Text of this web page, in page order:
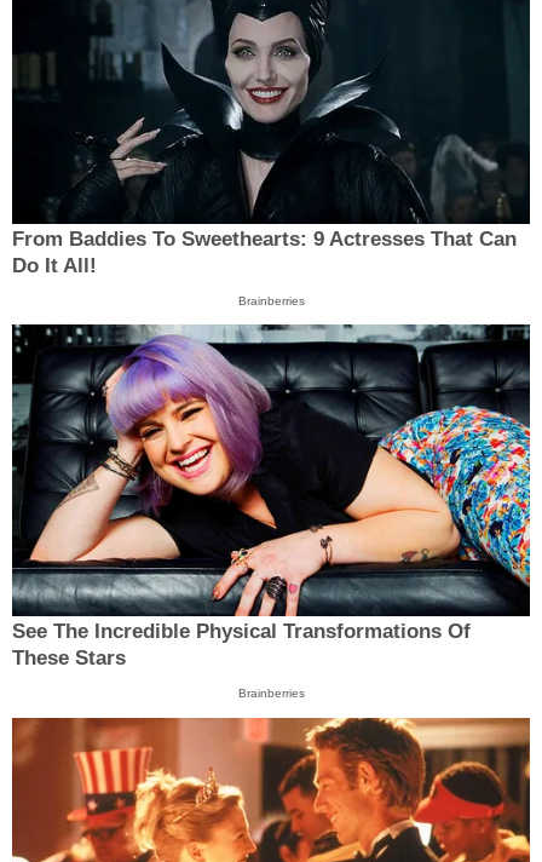
From Baddies To Sweethearts: 9 Actresses That Can
Do It All!
Brainberries
See The Incredible Physical Transformations Of
These Stars
Brainberries